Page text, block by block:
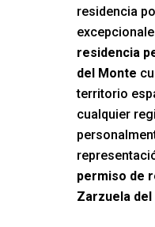
residencia
residencia
del Monte
territorio
cualquier
permiso de
Zarzuela del